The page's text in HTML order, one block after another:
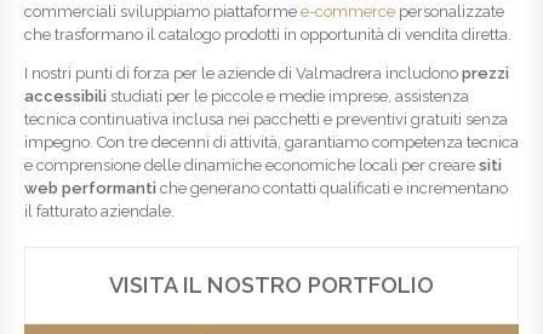
commerciali sviluppiamo piattaforme e-commerce personalizzate
che trasformano il catalogo prodotti in opportunità di vendita diretta.
I nostri punti di forza per le aziende di Valmadrera includono prezzi
accessibili studiati per le piccole e medie imprese, assistenza
tecnica continuativa inclusa nei pacchetti e preventivi gratuiti senza
impegno. Con tre decenni di attività, garantiamo competenza tecnica
e comprensione delle dinamiche economiche locali per creare siti
web performanti che generano contatti qualificati e incrementano
il fatturato aziendale.
VISITA IL NOSTRO PORTFOLIO